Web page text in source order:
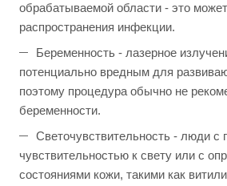
обрабатываемой области - это
распространения инфекции.
Беременность - лазерное
потенциально вредным для
поэтому процедура обычно не
беременности.
Светочувствительность - люди с
чувствительностью к свету или с
состояниями кожи, такими как